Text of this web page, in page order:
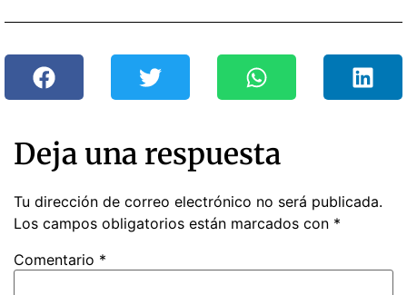
Deja una respuesta
Tu dirección de correo electrónico no será publicada.
Los campos obligatorios están marcados con *
Comentario *